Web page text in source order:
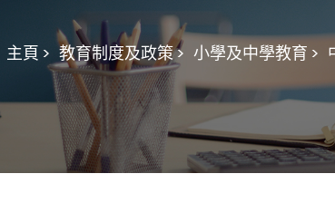
主頁 > 教育制度及政策 > 小學及中學教育 >